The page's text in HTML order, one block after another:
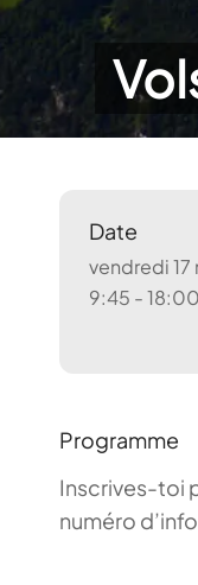
Date
vendredi
9:45 - 18:00
Programme
Inscrives-toi
numéro